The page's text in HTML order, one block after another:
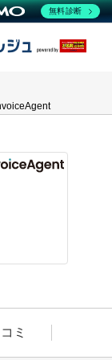
ミ
無料診断